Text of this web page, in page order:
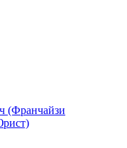
(Франчайзи